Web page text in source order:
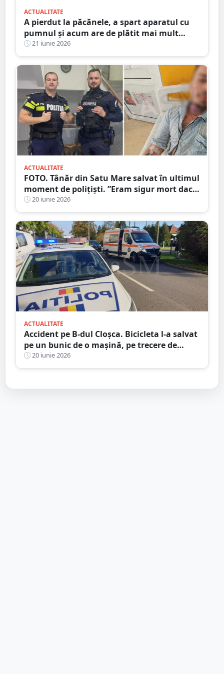
ACTUALITATE
A pierdut la păcănele, a spart aparatul cu
pumnul și acum are de plătit mai mult
decât amenda penală
21 iunie 2026
ACTUALITATE
FOTO. Tânăr din Satu Mare salvat în ultimul
moment de polițiști. ”Eram sigur mort dacă
nu spărgeau ușa”
20 iunie 2026
ACTUALITATE
Accident pe B-dul Cloșca. Bicicleta l-a salvat
pe un bunic de o mașină, pe trecere de
pietoni
20 iunie 2026